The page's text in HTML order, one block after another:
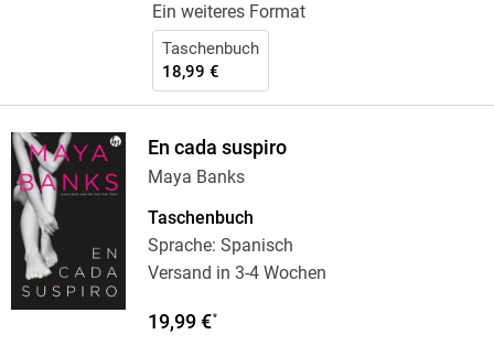
Ein weiteres Format
Taschenbuch
18,99 €
En cada suspiro
Maya Banks
Taschenbuch
Sprache: Spanisch
Versand in 3-4 Wochen
19,99 €*